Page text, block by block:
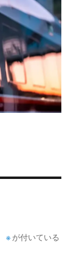
※ が付いている